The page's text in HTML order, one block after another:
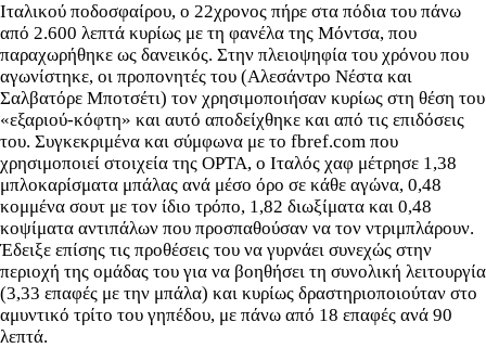
Ιταλικού ποδοσφαίρου, ο 22χρονος πήρε στα πόδια του πάνω
από 2.600 λεπτά κυρίως με τη φανέλα της Μόντσα, που
παραχωρήθηκε ως δανεικός. Στην πλειοψηφία του χρόνου που
αγωνίστηκε, οι προπονητές του (Αλεσάντρο Νέστα και
Σαλβατόρε Μποτσέτι) τον χρησιμοποιήσαν κυρίως στη θέση του
«εξαριού-κόφτη» και αυτό αποδείχθηκε και από τις επιδόσεις
του. Συγκεκριμένα και σύμφωνα με το fbref.com που
χρησιμοποιεί στοιχεία της OPTA, ο Ιταλός χαφ μέτρησε 1,38
μπλοκαρίσματα μπάλας ανά μέσο όρο σε κάθε αγώνα, 0,48
κομμένα σουτ με τον ίδιο τρόπο, 1,82 διωξίματα και 0,48
κοψίματα αντιπάλων που προσπαθούσαν να τον ντριμπλάρουν.
Έδειξε επίσης τις προθέσεις του να γυρνάει συνεχώς στην
περιοχή της ομάδας του για να βοηθήσει τη συνολική λειτουργία
(3,33 επαφές με την μπάλα) και κυρίως δραστηριοποιούταν στο
αμυντικό τρίτο του γηπέδου, με πάνω από 18 επαφές ανά 90
λεπτά.